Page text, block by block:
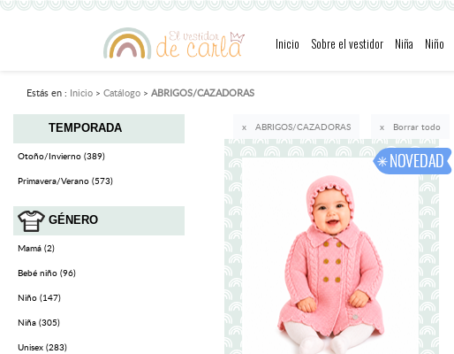
Inicio Sobre el vestidor Niña Niño
Estás en : Inicio Catálogo ABRIGOS/CAZADORAS
TEMPORADA
Otoño/Invierno (389)
Primavera/Verano (573)
GÉNERO
Mamá (2)
Bebé niño (96)
Niño (147)
Niña (305)
Unisex (283)
ABRIGOS/CAZADORAS Borrar todo